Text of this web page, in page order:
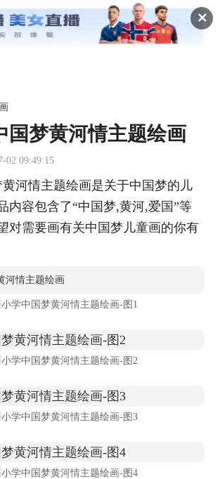
✕
国梦黄河情主题绘画
02 09:49:15
河情主题绘画是关于中国梦的儿
内容包含了“中国梦,黄河,爱国”等
对需要画有关中国梦儿童画的你有
小学中国梦黄河情主题绘画-图1
小学中国梦黄河情主题绘画-图2
小学中国梦黄河情主题绘画-图3
小学中国梦黄河情主题绘画-图4